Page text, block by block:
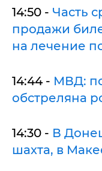
14:50 - Часть
продажи
на лечение
14:44 - МВД:
обстреляна
14:30 - В
шахта, в